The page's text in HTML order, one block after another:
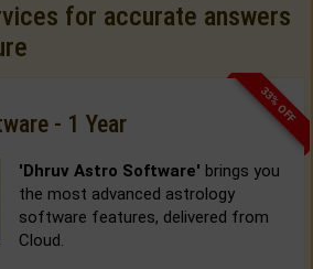
for accurate answers
33% OFF
- 1 Year
'Dhruv Astro Software' brings you
the most advanced astrology
software features, delivered from
Cloud.